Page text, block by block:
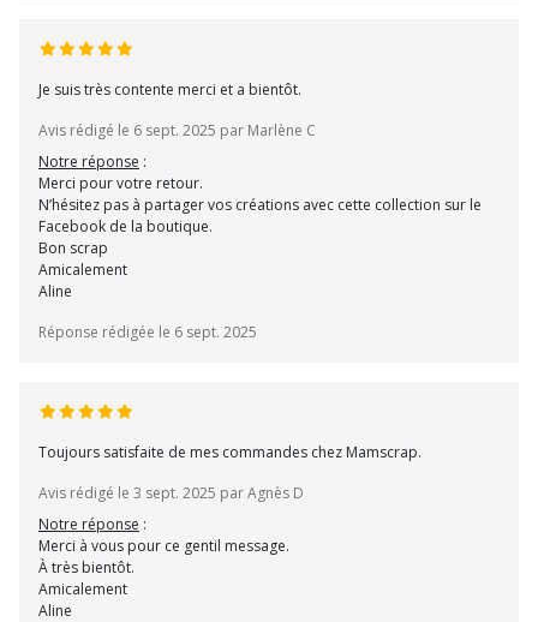
Je suis très contente merci et a bientôt.
Avis rédigé le 6 sept. 2025 par Marlène C
Notre réponse :
Merci pour votre retour.
N’hésitez pas à partager vos créations avec cette collection sur le
Facebook de la boutique.
Bon scrap
Amicalement
Aline
Réponse rédigée le 6 sept. 2025
Toujours satisfaite de mes commandes chez Mamscrap.
Avis rédigé le 3 sept. 2025 par Agnès D
Notre réponse :
Merci à vous pour ce gentil message.
À très bientôt.
Amicalement
Aline